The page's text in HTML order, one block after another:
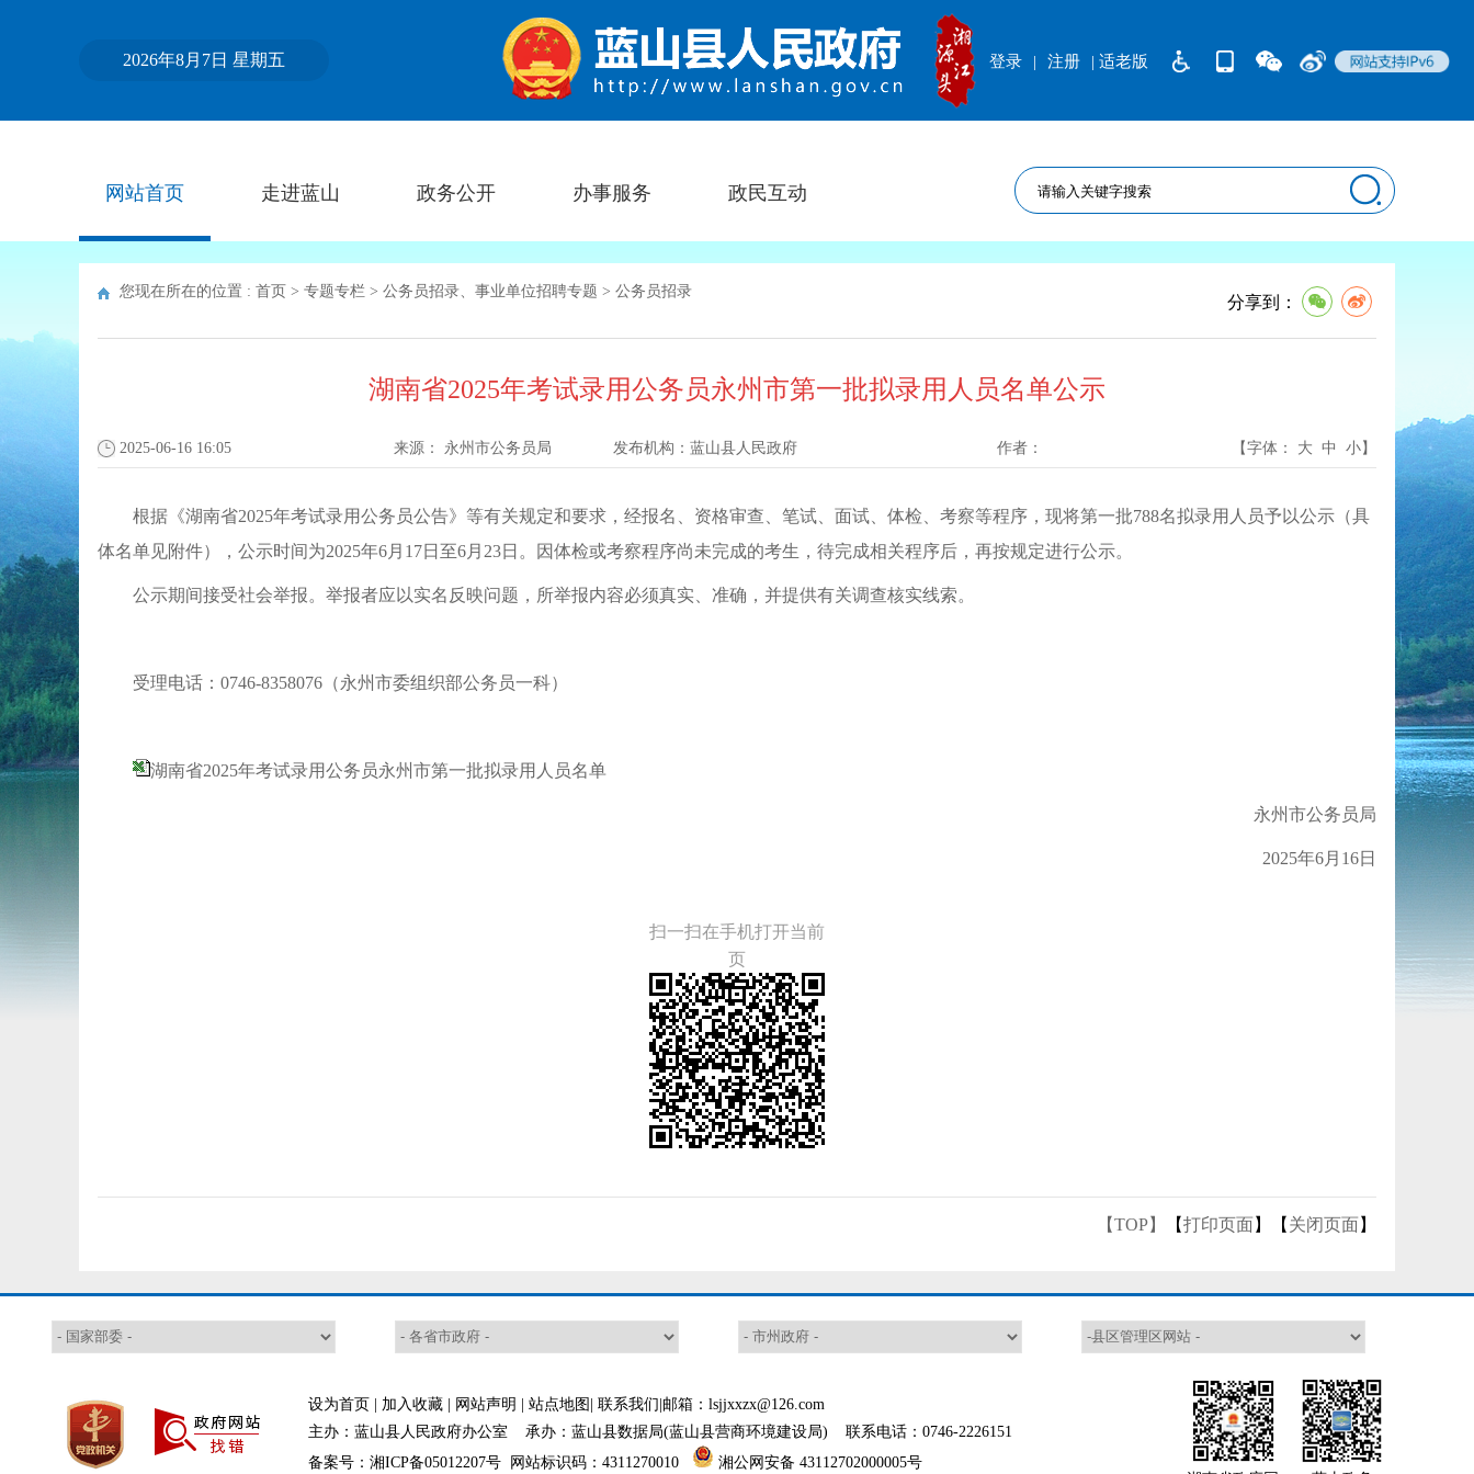
2026年8月7日 星期五 | 适老版
登录 | 注册
网站首页 走进蓝山 政务公开 办事服务 政民互动
您现在所在的位置 : 首页 > 专题专栏 > 公务员招录、事业单位招聘专题 > 公务员招录
分享到：
湖南省2025年考试录用公务员永州市第一批拟录用人员名单公示
2025-06-16 16:05 来源： 永州市公务员局 发布机构： 蓝山县人民政府 作者： 【字体： 大 中 小】
根据《湖南省2025年考试录用公务员公告》等有关规定和要求，经报名、资格审查、笔试、面试、体检、考察等程序，现将第一批788名拟录用人员予以公示（具
体名单见附件），公示时间为2025年6月 17日至6月 23日。因体检或考察程序尚未完成的考生，待完成相关程序后，再按规定进行公示。
公示期间接受社会举报。举报者应以实名反映问题，所举报内容必须真实、准确，并提供有关调查核实线索。
受理电话： 0746-8358076 （永州市委组织部公务员一科）
湖南省2025年考试录用公务员永州市第一批拟录用人员名单
永州市公务员局
2025年6月 16日
扫一扫在手机打开当前
页
【TOP】 【打印页面】【 关闭页面】
设为首页 加入收藏 网站声明 站点地图 联系我们 |邮箱：lsjjxxzx@126.com
主办：蓝山县人民政府办公室 承办：蓝山县数据局(蓝山县营商环境建设局) 联系电话：0746-2226151
备案号：湘ICP备05012207号 网站标识码：4311270010
湘公网安备 43112702000005号